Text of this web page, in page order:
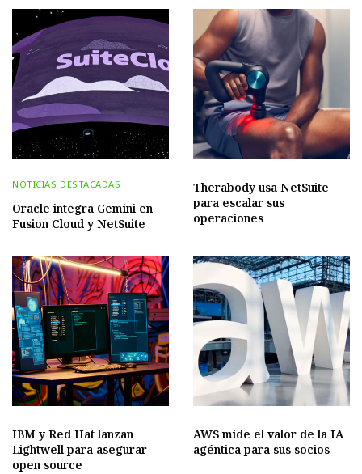
NOTICIAS DESTACADAS
Oracle integra Gemini en
Fusion Cloud y NetSuite
Therabody usa NetSuite
para escalar sus
operaciones
IBM y Red Hat lanzan
Lightwell para asegurar
open source
AWS mide el valor de la IA
agéntica para sus socios